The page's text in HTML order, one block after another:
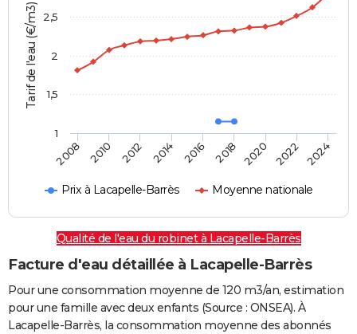
Tarif de l'eau (€/m3)
Prix à Lacapelle-Barrès Moyenne nationale
2008 2010 2012 2014 2016 2018 2020 2022 2024
1
1,5
2
2,5
Qualité de l'eau du robinet à Lacapelle-Barrès
Facture d'eau détaillée à Lacapelle-Barrès
Pour une consommation moyenne de 120 m3/an, estimation
pour une famille avec deux enfants (Source : ONSEA). À
Lacapelle-Barrès, la consommation moyenne des abonnés